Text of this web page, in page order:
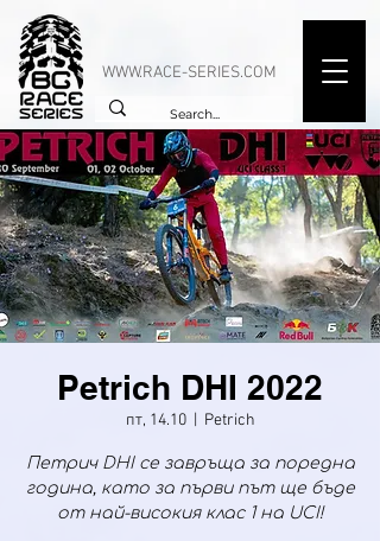
WWW.RACE-SERIES.COM
Petrich DHI 2022
пт, 14.10
  |
Petrich
Петрич DHI се завръща за поредна
година, като за първи път ще бъде
от най-високия клас 1 на UCI!